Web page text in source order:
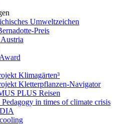
Umweltzeichen
Preis
Klimagärten³
Kletterpflanzen-Navigator
PLUS Reisen
Pedagogy in times of climate crisis